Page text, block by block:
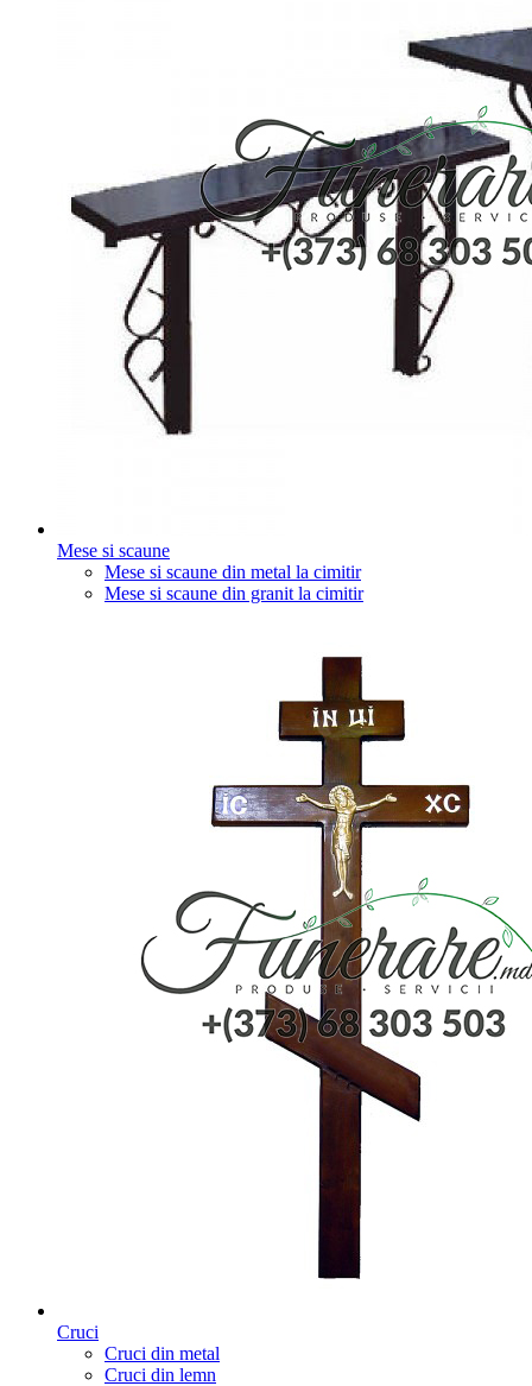
Mese si scaune
Mese si scaune din metal la cimitir
Mese si scaune din granit la cimitir
Cruci
Cruci din metal
Cruci din lemn